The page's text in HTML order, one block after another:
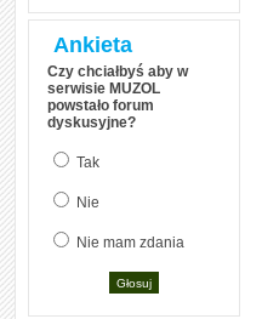
Ankieta
Czy chciałbyś aby w
serwisie MUZOL
powstało forum
dyskusyjne?
Tak
Nie
Nie mam zdania